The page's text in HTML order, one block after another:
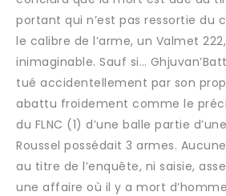
portant qui n’est pas ressortie du
le calibre de l’arme, un Valmet
inimaginable. Sauf si…
tué accidentellement par son
abattu froidement comme le
du FLNC (1) d’une balle partie
Roussel possédait 3 armes.
au titre de l’enquête, ni saisie,
une affaire où il y a mort